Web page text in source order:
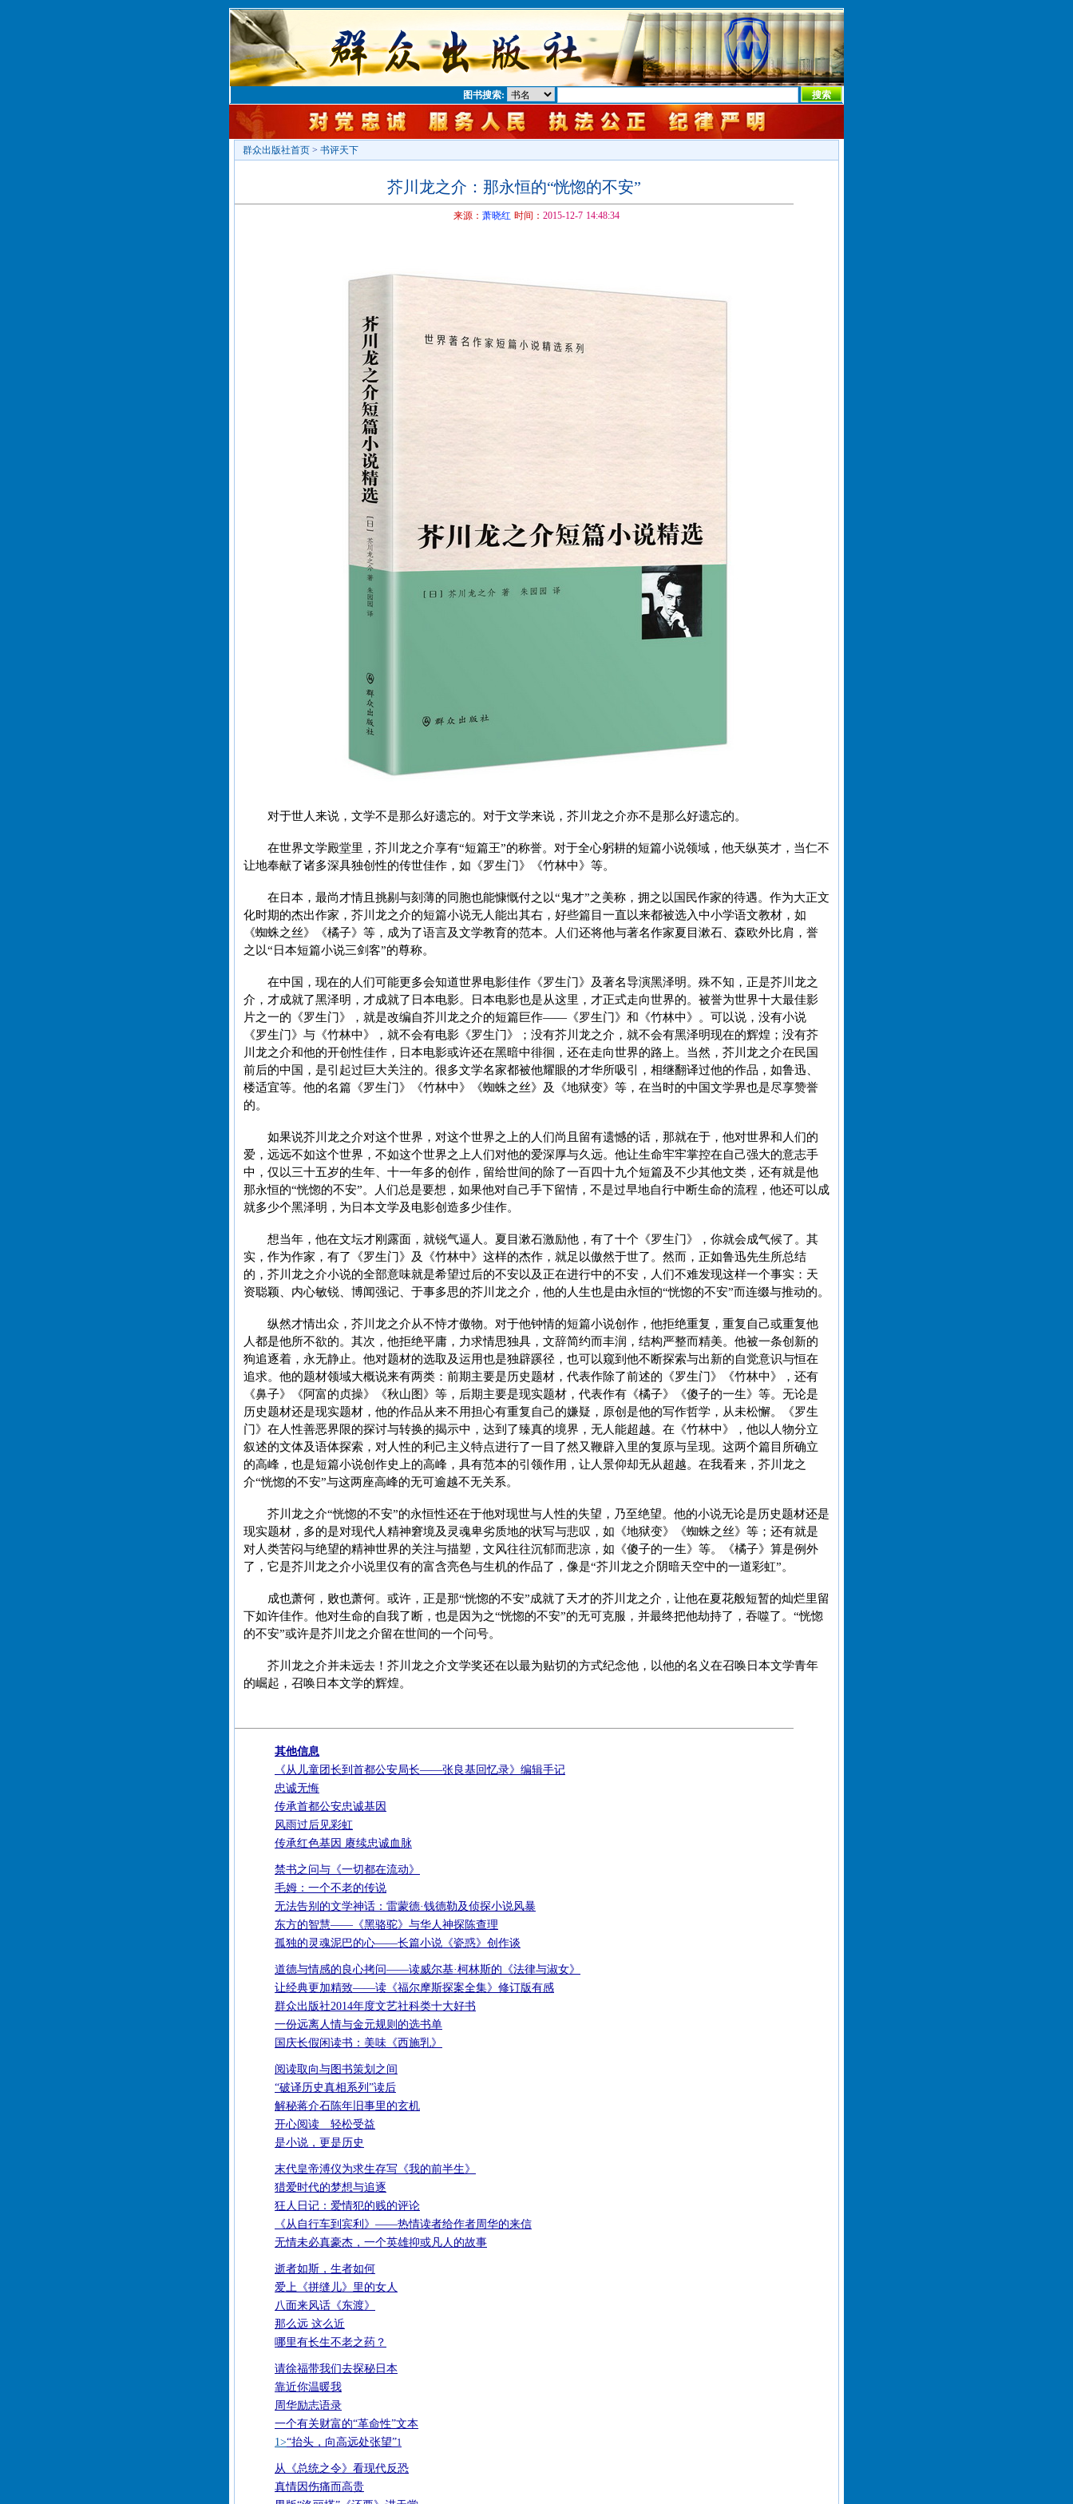
图书搜索:
群众出版社首页 > 书评天下
芥川龙之介：那永恒的“恍惚的不安”
来源： 萧晓红 时间： 2015-12-7 14:48:34
对于世人来说，文学不是那么好遗忘的。对于文学来说，芥川龙之介亦不是那么好遗忘的。
在世界文学殿堂里，芥川龙之介享有“短篇王”的称誉。对于全心躬耕的短篇小说领域，他天纵英才，当仁不
让地奉献了诸多深具独创性的传世佳作，如《罗生门》《竹林中》等。
在日本，最尚才情且挑剔与刻薄的同胞也能慷慨付之以“鬼才”之美称，拥之以国民作家的待遇。作为大正文
化时期的杰出作家，芥川龙之介的短篇小说无人能出其右，好些篇目一直以来都被选入中小学语文教材，如
《蜘蛛之丝》《橘子》等，成为了语言及文学教育的范本。人们还将他与著名作家夏目漱石、森欧外比肩，誉
之以“日本短篇小说三剑客”的尊称。
在中国，现在的人们可能更多会知道世界电影佳作《罗生门》及著名导演黑泽明。殊不知，正是芥川龙之
介，才成就了黑泽明，才成就了日本电影。日本电影也是从这里，才正式走向世界的。被誉为世界十大最佳影
片之一的《罗生门》，就是改编自芥川龙之介的短篇巨作——《罗生门》和《竹林中》。可以说，没有小说
《罗生门》与《竹林中》，就不会有电影《罗生门》；没有芥川龙之介，就不会有黑泽明现在的辉煌；没有芥
川龙之介和他的开创性佳作，日本电影或许还在黑暗中徘徊，还在走向世界的路上。当然，芥川龙之介在民国
前后的中国，是引起过巨大关注的。很多文学名家都被他耀眼的才华所吸引，相继翻译过他的作品，如鲁迅、
楼适宜等。他的名篇《罗生门》《竹林中》《蜘蛛之丝》及《地狱变》等，在当时的中国文学界也是尽享赞誉
的。
如果说芥川龙之介对这个世界，对这个世界之上的人们尚且留有遗憾的话，那就在于，他对世界和人们的
爱，远远不如这个世界，不如这个世界之上人们对他的爱深厚与久远。他让生命牢牢掌控在自己强大的意志手
中，仅以三十五岁的生年、十一年多的创作，留给世间的除了一百四十九个短篇及不少其他文类，还有就是他
那永恒的“恍惚的不安”。人们总是要想，如果他对自己手下留情，不是过早地自行中断生命的流程，他还可以成
就多少个黑泽明，为日本文学及电影创造多少佳作。
想当年，他在文坛才刚露面，就锐气逼人。夏目漱石激励他，有了十个《罗生门》，你就会成气候了。其
实，作为作家，有了《罗生门》及《竹林中》这样的杰作，就足以傲然于世了。然而，正如鲁迅先生所总结
的，芥川龙之介小说的全部意味就是希望过后的不安以及正在进行中的不安，人们不难发现这样一个事实：天
资聪颖、内心敏锐、博闻强记、于事多思的芥川龙之介，他的人生也是由永恒的“恍惚的不安”而连缀与推动的。
纵然才情出众，芥川龙之介从不恃才傲物。对于他钟情的短篇小说创作，他拒绝重复，重复自己或重复他
人都是他所不欲的。其次，他拒绝平庸，力求情思独具，文辞简约而丰润，结构严整而精美。他被一条创新的
狗追逐着，永无静止。他对题材的选取及运用也是独辟蹊径，也可以窥到他不断探索与出新的自觉意识与恒在
追求。他的题材领域大概说来有两类：前期主要是历史题材，代表作除了前述的《罗生门》《竹林中》，还有
《鼻子》《阿富的贞操》《秋山图》等，后期主要是现实题材，代表作有《橘子》《傻子的一生》等。无论是
历史题材还是现实题材，他的作品从来不用担心有重复自己的嫌疑，原创是他的写作哲学，从未松懈。《罗生
门》在人性善恶界限的探讨与转换的揭示中，达到了臻真的境界，无人能超越。在《竹林中》，他以人物分立
叙述的文体及语体探索，对人性的利己主义特点进行了一目了然又鞭辟入里的复原与呈现。这两个篇目所确立
的高峰，也是短篇小说创作史上的高峰，具有范本的引领作用，让人景仰却无从超越。在我看来，芥川龙之
介“恍惚的不安”与这两座高峰的无可逾越不无关系。
芥川龙之介“恍惚的不安”的永恒性还在于他对现世与人性的失望，乃至绝望。他的小说无论是历史题材还是
现实题材，多的是对现代人精神窘境及灵魂卑劣质地的状写与悲叹，如《地狱变》《蜘蛛之丝》等；还有就是
对人类苦闷与绝望的精神世界的关注与描塑，文风往往沉郁而悲凉，如《傻子的一生》等。《橘子》算是例外
了，它是芥川龙之介小说里仅有的富含亮色与生机的作品了，像是“芥川龙之介阴暗天空中的一道彩虹”。
成也萧何，败也萧何。或许，正是那“恍惚的不安”成就了天才的芥川龙之介，让他在夏花般短暂的灿烂里留
下如许佳作。他对生命的自我了断，也是因为之“恍惚的不安”的无可克服，并最终把他劫持了，吞噬了。“恍惚
的不安”或许是芥川龙之介留在世间的一个问号。
芥川龙之介并未远去！芥川龙之介文学奖还在以最为贴切的方式纪念他，以他的名义在召唤日本文学青年
的崛起，召唤日本文学的辉煌。
其他信息
《从儿童团长到首都公安局长——张良基回忆录》编辑手记
忠诚无悔
传承首都公安忠诚基因
风雨过后见彩虹
传承红色基因 赓续忠诚血脉
禁书之问与《一切都在流动》
毛姆：一个不老的传说
无法告别的文学神话：雷蒙德·钱德勒及侦探小说风暴
东方的智慧——《黑骆驼》与华人神探陈查理
孤独的灵魂泥巴的心——长篇小说《瓷惑》创作谈
道德与情感的良心拷问——读威尔基·柯林斯的《法律与淑女》
让经典更加精致——读《福尔摩斯探案全集》修订版有感
群众出版社2014年度文艺社科类十大好书
一份远离人情与金元规则的选书单
国庆长假闲读书：美味《西施乳》
阅读取向与图书策划之间
“破译历史真相系列”读后
解秘蒋介石陈年旧事里的玄机
开心阅读 轻松受益
是小说，更是历史
末代皇帝溥仪为求生存写《我的前半生》
猎爱时代的梦想与追逐
狂人日记：爱情犯的贱的评论
《从自行车到宾利》——热情读者给作者周华的来信
无情未必真豪杰，一个英雄抑或凡人的故事
逝者如斯，生者如何
爱上《拼缝儿》里的女人
八面来风话《东渡》
那么远 这么近
哪里有长生不老之药？
请徐福带我们去探秘日本
靠近你温暖我
周华励志语录
一个有关财富的“革命性”文本
1>“抬头，向高远处张望”1
从《总统之令》看现代反恐
真情因伤痛而高贵